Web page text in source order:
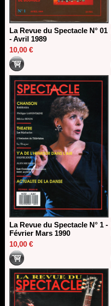
La Revue du Spectacle N° 01
- Avril 1989
10,00 €
La Revue du Spectacle N° 1 -
Février Mars 1990
10,00 €